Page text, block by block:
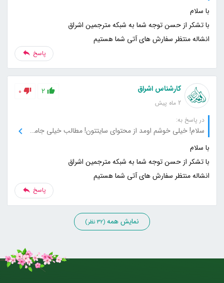
انشاله منتظر سفارش های آتی شما هستیم
پاسخ
کارشناس اشراق
2 ماه پیش
2
0
در پاسخ به:
سلام! خیلی خوشم اومد از محتوای سایتتون! مطالب خیلی جامع و دقیق بودن و تونستم اطلاعات زیادی در مورد موضوع پیدا کنم. مرسی از تیم شما بابت این کار خوب!
انشاله منتظر سفارش های آتی شما هستیم
پاسخ
نمایش همه (32 نظر)